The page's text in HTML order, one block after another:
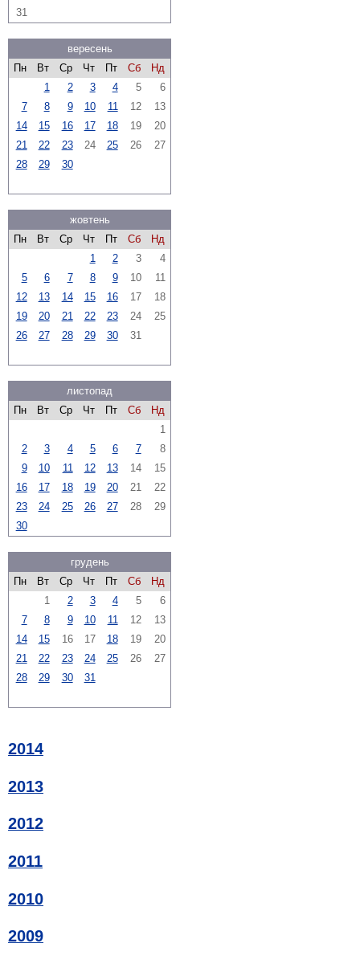
31
вересень
Пн
Вт Ср Чт Пт Сб
Нд
1
2 3 4 5
6
7
8 9 10 11 12
13
14
15 16 17 18 19
20
21
22 23 24 25 26
27
28
29 30
жовтень
Пн
Вт Ср Чт Пт Сб
Нд
1
2 3
4
5
6 7 8 9 10
11
12
13 14 15 16 17
18
19
20 21 22 23 24
25
26
27 28 29 30 31
листопад
Пн
Вт Ср Чт Пт Сб
Нд
1
2
3 4 5 6 7
8
9
10 11 12 13 14
15
16
17 18 19 20 21
22
23
24 25 26 27 28
29
30
грудень
Пн
Вт Ср Чт Пт Сб
Нд
1
2 3 4 5
6
7
8 9 10 11 12
13
14
15 16 17 18 19
20
21
22 23 24 25 26
27
28
29 30 31
2014
2013
2012
2011
2010
2009